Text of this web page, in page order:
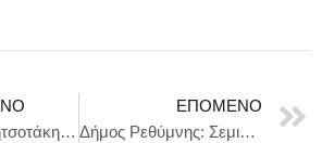
Συνάντηση Μητσοτάκη με τους 13 περιφερειάρχες
ΕΠΌΜΕΝΟ
Δήμος Ρεθύμνης: Σεμινάρια Βασικής Υποστήριξης Ζωής και Καρδιοπνευμονικής Αναζωογόνησης